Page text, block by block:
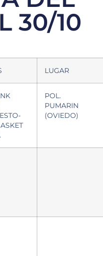
30/10
LUGAR
POL.
PUMARIN
(OVIEDO)